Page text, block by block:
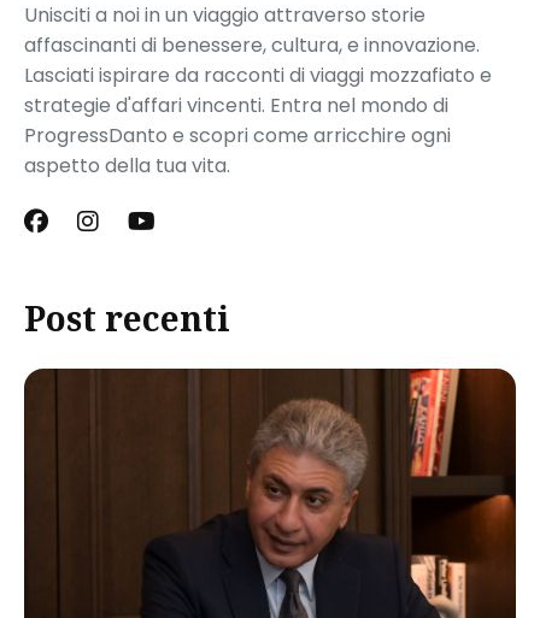
Unisciti a noi in un viaggio attraverso storie
affascinanti di benessere, cultura, e innovazione.
Lasciati ispirare da racconti di viaggi mozzafiato e
strategie d'affari vincenti. Entra nel mondo di
ProgressDanto e scopri come arricchire ogni
aspetto della tua vita.
Post recenti